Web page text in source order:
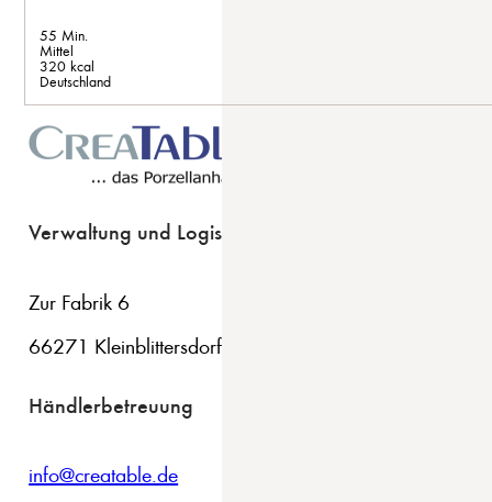
55 Min.
Mittel
320 kcal
Deutschland
Verwaltung und Logistik
Zur Fabrik 6
66271 Kleinblittersdorf
Händlerbetreuung
info@creatable.de